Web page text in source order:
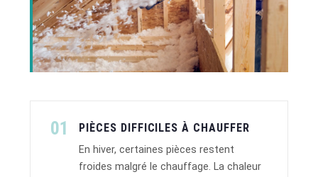
01 PIÈCES DIFFICILES À CHAUFFER
En hiver, certaines pièces restent
froides malgré le chauffage. La chaleur